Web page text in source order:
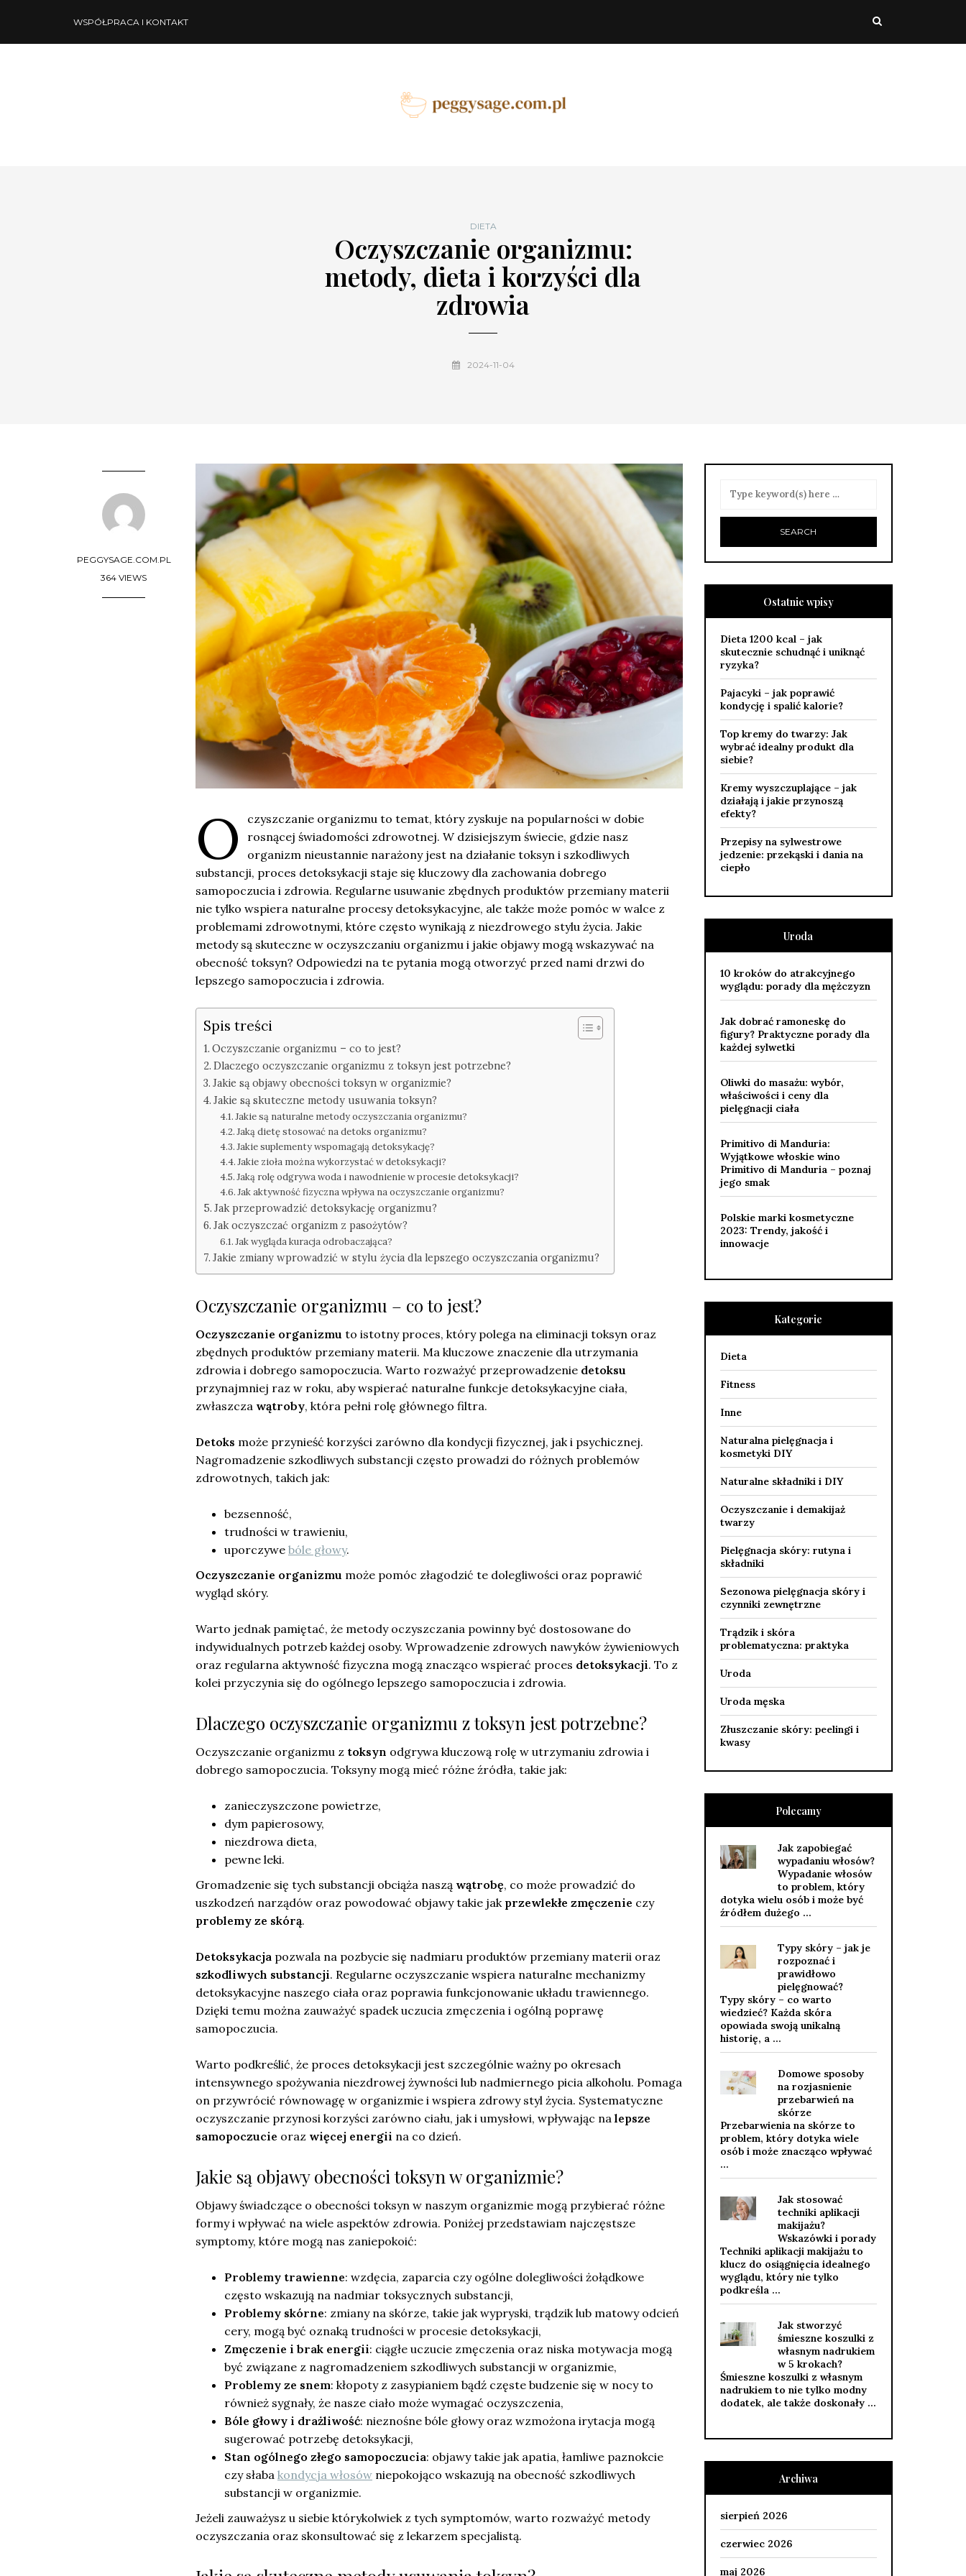
WSPÓŁPRACA I KONTAKT
DIETA
Oczyszczanie organizmu:
metody, dieta i korzyści dla
zdrowia
2024-11-04
PEGGYSAGE.COM.PL
364 VIEWS
O
czyszczanie organizmu to temat, który zyskuje na popularności w dobie
rosnącej świadomości zdrowotnej. W dzisiejszym świecie, gdzie nasz
organizm nieustannie narażony jest na działanie toksyn i szkodliwych
substancji, proces detoksykacji staje się kluczowy dla zachowania dobrego
samopoczucia i zdrowia. Regularne usuwanie zbędnych produktów przemiany materii
nie tylko wspiera naturalne procesy detoksykacyjne, ale także może pomóc w walce z
problemami zdrowotnymi, które często wynikają z niezdrowego stylu życia. Jakie
metody są skuteczne w oczyszczaniu organizmu i jakie objawy mogą wskazywać na
obecność toksyn? Odpowiedzi na te pytania mogą otworzyć przed nami drzwi do
lepszego samopoczucia i zdrowia.
Spis treści
Oczyszczanie organizmu – co to jest?
Dlaczego oczyszczanie organizmu z toksyn jest potrzebne?
Jakie są objawy obecności toksyn w organizmie?
Jakie są skuteczne metody usuwania toksyn?
Jakie są naturalne metody oczyszczania organizmu?
Jaką dietę stosować na detoks organizmu?
Jakie suplementy wspomagają detoksykację?
Jakie zioła można wykorzystać w detoksykacji?
Jaką rolę odgrywa woda i nawodnienie w procesie detoksykacji?
Jak aktywność fizyczna wpływa na oczyszczanie organizmu?
Jak przeprowadzić detoksykację organizmu?
Jak oczyszczać organizm z pasożytów?
Jak wygląda kuracja odrobaczająca?
Jakie zmiany wprowadzić w stylu życia dla lepszego oczyszczania organizmu?
Oczyszczanie organizmu – co to jest?
Oczyszczanie organizmu to istotny proces, który polega na eliminacji toksyn oraz
zbędnych produktów przemiany materii. Ma kluczowe znaczenie dla utrzymania
zdrowia i dobrego samopoczucia. Warto rozważyć przeprowadzenie detoksu
przynajmniej raz w roku, aby wspierać naturalne funkcje detoksykacyjne ciała,
zwłaszcza wątroby, która pełni rolę głównego filtra.
Detoks może przynieść korzyści zarówno dla kondycji fizycznej, jak i psychicznej.
Nagromadzenie szkodliwych substancji często prowadzi do różnych problemów
zdrowotnych, takich jak:
bezsenność,
trudności w trawieniu,
uporczywe bóle głowy.
Oczyszczanie organizmu może pomóc złagodzić te dolegliwości oraz poprawić
wygląd skóry.
Warto jednak pamiętać, że metody oczyszczania powinny być dostosowane do
indywidualnych potrzeb każdej osoby. Wprowadzenie zdrowych nawyków żywieniowych
oraz regularna aktywność fizyczna mogą znacząco wspierać proces detoksykacji. To z
kolei przyczynia się do ogólnego lepszego samopoczucia i zdrowia.
Dlaczego oczyszczanie organizmu z toksyn jest potrzebne?
Oczyszczanie organizmu z toksyn odgrywa kluczową rolę w utrzymaniu zdrowia i
dobrego samopoczucia. Toksyny mogą mieć różne źródła, takie jak:
zanieczyszczone powietrze,
dym papierosowy,
niezdrowa dieta,
pewne leki.
Gromadzenie się tych substancji obciąża naszą wątrobę, co może prowadzić do
uszkodzeń narządów oraz powodować objawy takie jak przewlekłe zmęczenie czy
problemy ze skórą.
Detoksykacja pozwala na pozbycie się nadmiaru produktów przemiany materii oraz
szkodliwych substancji. Regularne oczyszczanie wspiera naturalne mechanizmy
detoksykacyjne naszego ciała oraz poprawia funkcjonowanie układu trawiennego.
Dzięki temu można zauważyć spadek uczucia zmęczenia i ogólną poprawę
samopoczucia.
Warto podkreślić, że proces detoksykacji jest szczególnie ważny po okresach
intensywnego spożywania niezdrowej żywności lub nadmiernego picia alkoholu. Pomaga
on przywrócić równowagę w organizmie i wspiera zdrowy styl życia. Systematyczne
oczyszczanie przynosi korzyści zarówno ciału, jak i umysłowi, wpływając na lepsze
samopoczucie oraz więcej energii na co dzień.
Jakie są objawy obecności toksyn w organizmie?
Objawy świadczące o obecności toksyn w naszym organizmie mogą przybierać różne
formy i wpływać na wiele aspektów zdrowia. Poniżej przedstawiam najczęstsze
symptomy, które mogą nas zaniepokoić:
Problemy trawienne: wzdęcia, zaparcia czy ogólne dolegliwości żołądkowe
często wskazują na nadmiar toksycznych substancji,
Problemy skórne: zmiany na skórze, takie jak wypryski, trądzik lub matowy odcień
cery, mogą być oznaką trudności w procesie detoksykacji,
Zmęczenie i brak energii: ciągłe uczucie zmęczenia oraz niska motywacja mogą
być związane z nagromadzeniem szkodliwych substancji w organizmie,
Problemy ze snem: kłopoty z zasypianiem bądź częste budzenie się w nocy to
również sygnały, że nasze ciało może wymagać oczyszczenia,
Bóle głowy i drażliwość: nieznośne bóle głowy oraz wzmożona irytacja mogą
sugerować potrzebę detoksykacji,
Stan ogólnego złego samopoczucia: objawy takie jak apatia, łamliwe paznokcie
czy słaba kondycja włosów niepokojąco wskazują na obecność szkodliwych
substancji w organizmie.
Jeżeli zauważysz u siebie którykolwiek z tych symptomów, warto rozważyć metody
oczyszczania oraz skonsultować się z lekarzem specjalistą.
Ostatnie wpisy
Dieta 1200 kcal – jak
skutecznie schudnąć i uniknąć
ryzyka?
Pajacyki – jak poprawić
kondycję i spalić kalorie?
Top kremy do twarzy: Jak
wybrać idealny produkt dla
siebie?
Kremy wyszczuplające – jak
działają i jakie przynoszą
efekty?
Przepisy na sylwestrowe
jedzenie: przekąski i dania na
ciepło
Uroda
10 kroków do atrakcyjnego
wyglądu: porady dla mężczyzn
Jak dobrać ramoneskę do
figury? Praktyczne porady dla
każdej sylwetki
Oliwki do masażu: wybór,
właściwości i ceny dla
pielęgnacji ciała
Primitivo di Manduria:
Wyjątkowe włoskie wino
Primitivo di Manduria – poznaj
jego smak
Polskie marki kosmetyczne
2023: Trendy, jakość i
innowacje
Kategorie
Dieta
Fitness
Inne
Naturalna pielęgnacja i
kosmetyki DIY
Naturalne składniki i DIY
Oczyszczanie i demakijaż
twarzy
Pielęgnacja skóry: rutyna i
składniki
Sezonowa pielęgnacja skóry i
czynniki zewnętrzne
Trądzik i skóra
problematyczna: praktyka
Uroda
Uroda męska
Złuszczanie skóry: peelingi i
kwasy
Polecamy
Jak zapobiegać
wypadaniu włosów?
Wypadanie włosów
to problem, który
dotyka wielu osób i może być
źródłem dużego …
Typy skóry – jak je
rozpoznać i
prawidłowo
pielęgnować?
Typy skóry – co warto
wiedzieć? Każda skóra
opowiada swoją unikalną
historię, a …
Domowe sposoby
na rozjasnienie
przebarwień na
skórze
Przebarwienia na skórze to
problem, który dotyka wiele
osób i może znacząco wpływać
…
Jak stosować
techniki aplikacji
makijażu?
Wskazówki i porady
Techniki aplikacji makijażu to
klucz do osiągnięcia idealnego
wyglądu, który nie tylko
podkreśla …
Jak stworzyć
śmieszne koszulki z
własnym nadrukiem
w 5 krokach?
Śmieszne koszulki z własnym
nadrukiem to nie tylko modny
dodatek, ale także doskonały …
Archiwa
sierpień 2026
czerwiec 2026
maj 2026